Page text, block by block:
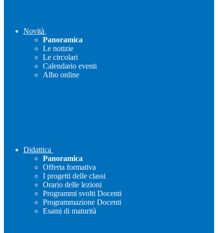
Novità
Panoramica
Le notizie
Le circolari
Calendario eventi
Albo online
Didattica
Panoramica
Offerta formativa
I progetti delle classi
Orario delle lezioni
Programmi svolti Docenti
Programmazione Docenti
Esami di maturità